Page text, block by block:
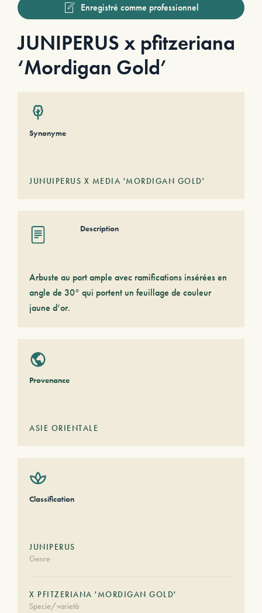
Enregistré comme professionnel
JUNIPERUS x pfitzeriana
‘Mordigan Gold’
Synonyme
JUNUIPERUS X MEDIA 'MORDIGAN GOLD'
Description
Arbuste au port ample avec ramifications insérées en
angle de 30° qui portent un feuillage de couleur
jaune d’or.
Provenance
ASIE ORIENTALE
Classification
JUNIPERUS
Genre
X PFITZERIANA 'MORDIGAN GOLD'
Specie/varietà